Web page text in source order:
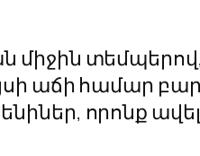
աճի համար
որոնք